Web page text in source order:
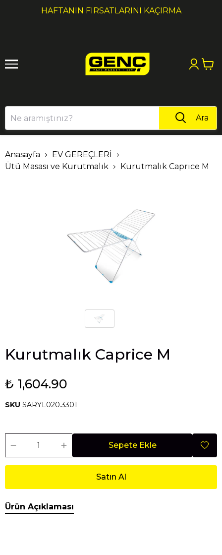
HAFTANIN FIRSATLARINI KAÇIRMA
1 2
Ara
Anasayfa
EV GEREÇLERİ
Ütü Masası ve Kurutmalık
Kurutmalık Caprice M
Kurutmalık Caprice M
₺ 1,604.90
SKU SARYL020.3301
Sepete Ekle
Satın Al
Ürün Açıklaması